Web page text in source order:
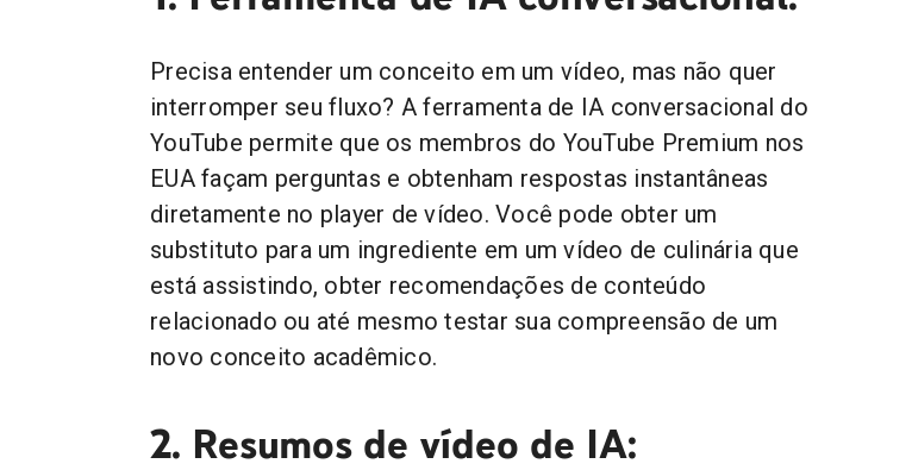
Precisa entender um conceito em um vídeo, mas não quer
interromper seu fluxo? A ferramenta de IA conversacional do
YouTube permite que os membros do YouTube Premium nos
EUA façam perguntas e obtenham respostas instantâneas
diretamente no player de vídeo. Você pode obter um
substituto para um ingrediente em um vídeo de culinária que
está assistindo, obter recomendações de conteúdo
relacionado ou até mesmo testar sua compreensão de um
novo conceito acadêmico.
2. Resumos de vídeo de IA: